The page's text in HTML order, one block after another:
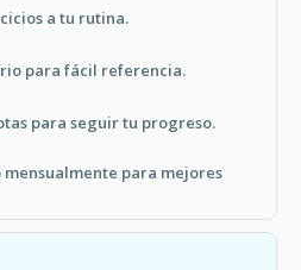
a tu rutina.
para fácil referencia.
para seguir tu progreso.
para mejores